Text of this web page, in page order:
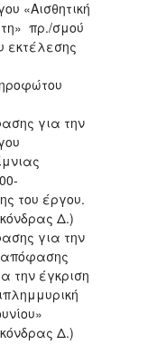
«Αισθητική
πρ./σμού
εκτέλεσης
για την
του έργου.
Δ.)
για την
απόφασης
την έγκριση
Δ.)